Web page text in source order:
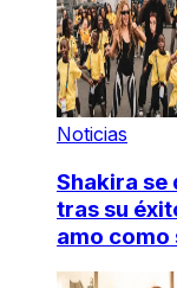
Noticias
Shakira se
tras su
amo como